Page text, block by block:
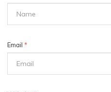
Email *